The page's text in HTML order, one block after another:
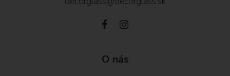
O nás